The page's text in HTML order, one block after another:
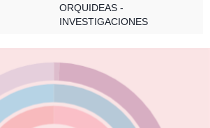
ORQUIDEAS -
INVESTIGACIONES